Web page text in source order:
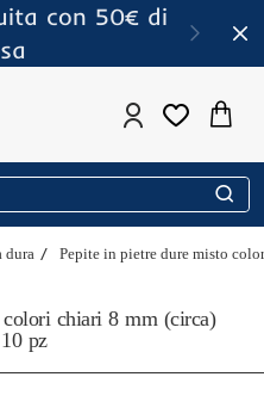
con 50€ di
chiari 8 mm (circa)
pz
dura Pepite in pietre dure misto